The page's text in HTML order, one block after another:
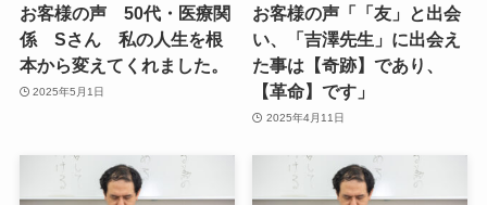
お客様の声 50代・医療関
係 Sさん 私の人生を根
本から変えてくれました。
2025年5月1日
お客様の声「「友」と出会
い、「吉澤先生」に出会え
た事は【奇跡】であり、
【革命】です」
2025年4月11日